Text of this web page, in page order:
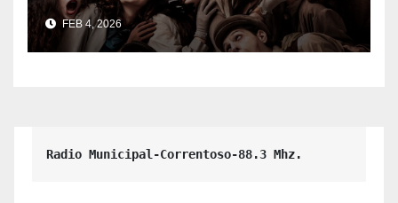
escena.
FEB 4, 2026
Radio Municipal-Correntoso-88.3 Mhz.